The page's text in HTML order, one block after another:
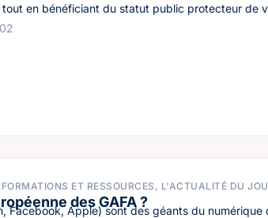
tout en bénéficiant du statut public protecteur de
ET RESSOURCES, L'ACTUALITÉ DU
des GAFA ?
Facebook, Apple) sont des géants du